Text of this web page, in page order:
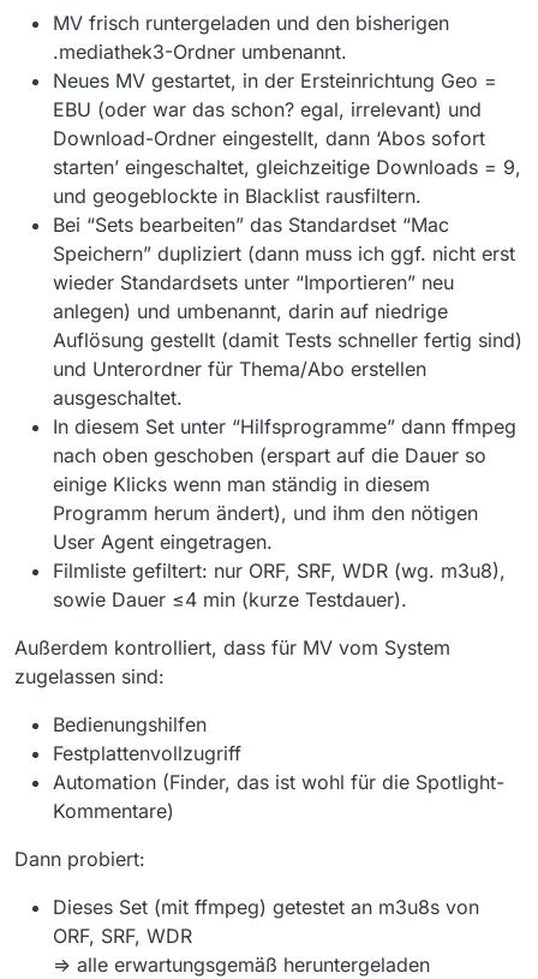
MV frisch runtergeladen und den bisherigen
.mediathek3-Ordner umbenannt.
Neues MV gestartet, in der Ersteinrichtung Geo =
EBU (oder war das schon? egal, irrelevant) und
Download-Ordner eingestellt, dann ‘Abos sofort
starten’ eingeschaltet, gleichzeitige Downloads = 9,
und geogeblockte in Blacklist rausfiltern.
Bei “Sets bearbeiten” das Standardset “Mac
Speichern” dupliziert (dann muss ich ggf. nicht erst
wieder Standardsets unter “Importieren” neu
anlegen) und umbenannt, darin auf niedrige
Auflösung gestellt (damit Tests schneller fertig sind)
und Unterordner für Thema/Abo erstellen
ausgeschaltet.
In diesem Set unter “Hilfsprogramme” dann ffmpeg
nach oben geschoben (erspart auf die Dauer so
einige Klicks wenn man ständig in diesem
Programm herum ändert), und ihm den nötigen
User Agent eingetragen.
Filmliste gefiltert: nur ORF, SRF, WDR (wg. m3u8),
sowie Dauer ≤4 min (kurze Testdauer).
Außerdem kontrolliert, dass für MV vom System
zugelassen sind:
Bedienungshilfen
Festplattenvollzugriff
Automation (Finder, das ist wohl für die Spotlight-
Kommentare)
Dann probiert:
Dieses Set (mit ffmpeg) getestet an m3u8s von
ORF, SRF, WDR
=> alle erwartungsgemäß heruntergeladen